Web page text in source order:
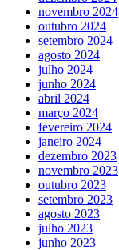
novembro 2024
outubro 2024
setembro 2024
agosto 2024
julho 2024
junho 2024
abril 2024
março 2024
fevereiro 2024
janeiro 2024
dezembro 2023
novembro 2023
outubro 2023
setembro 2023
agosto 2023
julho 2023
junho 2023